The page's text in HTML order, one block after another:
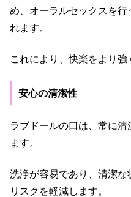
め、オーラルセックスを
れます。
これにより、快楽をより強
安心の清潔性
ラブドールの口は、常に
ます。
洗浄が容易であり、清潔
リスクを軽減します。